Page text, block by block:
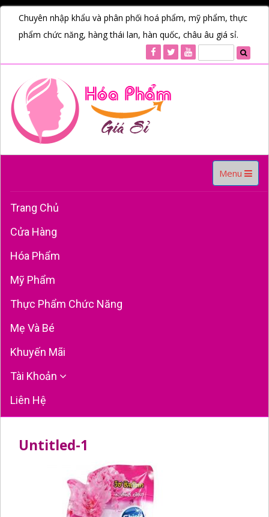
Chuyên nhập khẩu và phân phối hoá phẩm, mỹ phẩm, thực
phẩm chức năng, hàng thái lan, hàn quốc, châu âu giá sỉ.
Toggle
navigation
Menu
Trang Chủ
Cửa Hàng
Hóa Phẩm
Mỹ Phẩm
Thực Phẩm Chức Năng
Mẹ Và Bé
Khuyến Mãi
Tài Khoản
Liên Hệ
Untitled-1